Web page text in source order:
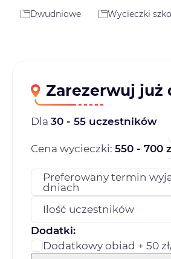
Dwudniowe Wycieczki
Zarezerwuj już
Dla 30 - 55 uczestników
Cena wycieczki: 550 - 700
Preferowany termin
dniach
Ilość uczestników
Dodatki:
Dodatkowy obiad + 50